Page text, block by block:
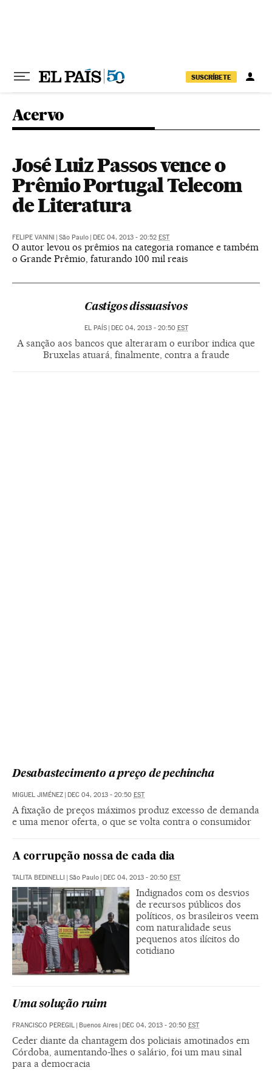
SUSCRÍBETE
Acervo
José Luiz Passos vence o
Prêmio Portugal Telecom
de Literatura
FELIPE VANINI | São Paulo | DEC 04, 2013 - 20:52 EST
O autor levou os prêmios na categoria romance e também
o Grande Prêmio, faturando 100 mil reais
Castigos dissuasivos
EL PAÍS | DEC 04, 2013 - 20:50 EST
A sanção aos bancos que alteraram o euribor indica que
Bruxelas atuará, finalmente, contra a fraude
Desabastecimento a preço de pechincha
MIGUEL JIMÉNEZ | DEC 04, 2013 - 20:50 EST
A fixação de preços máximos produz excesso de demanda
e uma menor oferta, o que se volta contra o consumidor
A corrupção nossa de cada dia
TALITA BEDINELLI | São Paulo | DEC 04, 2013 - 20:50 EST
Indignados com os desvios
de recursos públicos dos
políticos, os brasileiros veem
com naturalidade seus
pequenos atos ilícitos do
cotidiano
Uma solução ruim
FRANCISCO PEREGIL | Buenos Aires | DEC 04, 2013 - 20:50 EST
Ceder diante da chantagem dos policiais amotinados em
Córdoba, aumentando-lhes o salário, foi um mau sinal
para a democracia